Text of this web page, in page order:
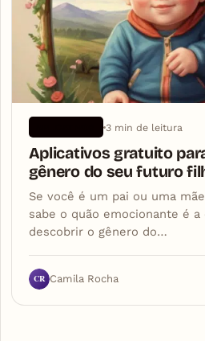
3 min de leitura
Aplicativos gratuito
gênero do seu futuro
Se você é um pai ou uma
sabe o quão emocionante é a
descobrir o gênero do…
CR Camila Rocha